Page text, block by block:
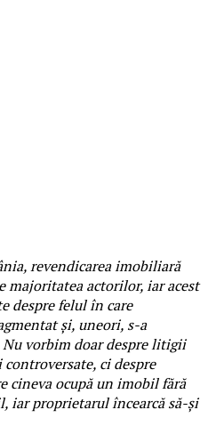
revendicarea imobiliară
majoritatea actorilor, iar acest
despre felul în care
și, uneori, s-a
vorbim doar despre litigii
controversate, ci despre
cineva ocupă un imobil fără
iar proprietarul încearcă să-și